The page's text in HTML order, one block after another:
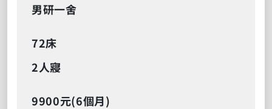
男研一舍
72床
2人寢
9900元(6個月)